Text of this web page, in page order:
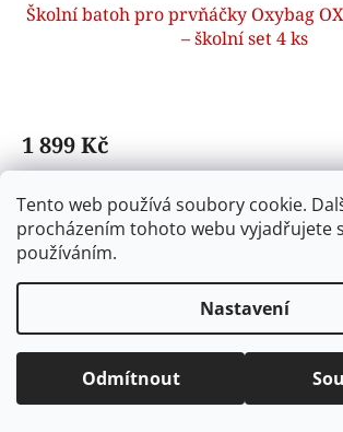
Tento web používá soubory cookie.
procházením tohoto webu vyjadřujete
používáním.
Nastavení
Odmítnout
Školní batoh pro prvňáčky Oxybag
– školní set 4 ks
1 899 Kč
praktickém setu 4 ks je ideální volbou pro
1. třídy. Lehký ergonomický batoh
na...
pro prvňáčky